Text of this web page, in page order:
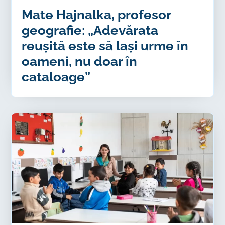
Mate Hajnalka, profesor
geografie: „Adevărata
reușită este să lași urme în
oameni, nu doar în
cataloage”